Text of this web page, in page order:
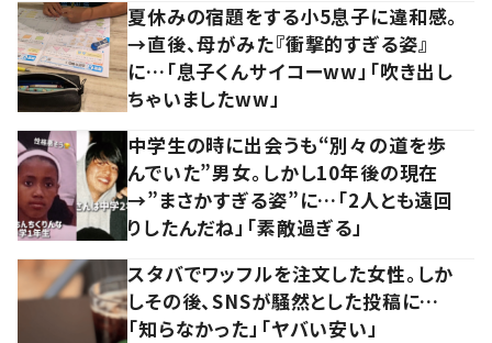
夏休みの宿題をする小5息子に違和感。
→直後、母がみた『衝撃的すぎる姿』
に…「息子くんサイコーww」「吹き出し
ちゃいましたww」
中学生の時に出会うも“別々の道を歩
んでいた”男女。しかし10年後の現在
→”まさかすぎる姿”に…「2人とも遠回
りしたんだね」「素敵過ぎる」
スタバでワッフルを注文した女性。しか
しその後、SNSが騒然とした投稿に…
「知らなかった」「ヤバい安い」